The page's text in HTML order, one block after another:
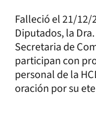
Falleció el 21/12/
Diputados, la
Secretaria de
participan con
personal de la
oración por su